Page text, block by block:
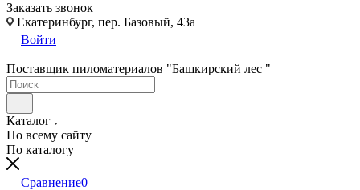
Заказать звонок
Екатеринбург, пер. Базовый, 43а
Войти
Поставщик пиломатериалов "Башкирский лес "
Каталог
По всему сайту
По каталогу
Сравнение0